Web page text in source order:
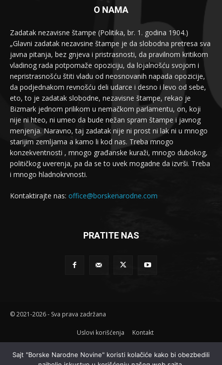
O NAMA
Zadatak nezavisne štampe (Politika, br. 1. godina 1904.)
„Glavni zadatak nezavsine štampe je da slobodna pretresa sva
javna pitanja, bez gnjeva i pristrasnosti, da pravilnom kritikom
vladinog rada potpomaže opoziciju, da lojalnošću svojom i
nepristrasnošću štiti vladu od neosnovanih napada opozicije,
da podjednakom revnošću deli udarce i desno i levo od sebe,
eto, to je zadatak slobodne, nezavisne štampe, rekao je
Bizmark jednom prilikom u nemačkom parlamentu, on, koji
nije ni hteo, ni umeo da bude nežan spram štampe i javnog
menjenja. Naravno, taj zadatak nije ni prost ni lak ni u mnogo
starijim zemljama a kamo li kod nas. Treba mnogo
konzekventnosti , mnogo građanske kuraži, mnogo dubokog,
političkog uverenja, pa da se to uvek mogadne da izvrši. Treba
i mnogo hladnokrvnosti.
Kontaktirajte nas: office@borskenarodne.com
PRATITE NAS
© 2021-2026 - Sva prava zadržana
Uslovi korišćenja Kontakt
Sajt "Borske Narodne Novine" koristi kolačiće kako bi obezbedili